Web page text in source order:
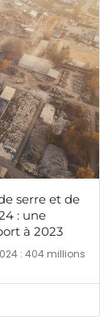
serre et de
: une
à 2023
: 404 millions